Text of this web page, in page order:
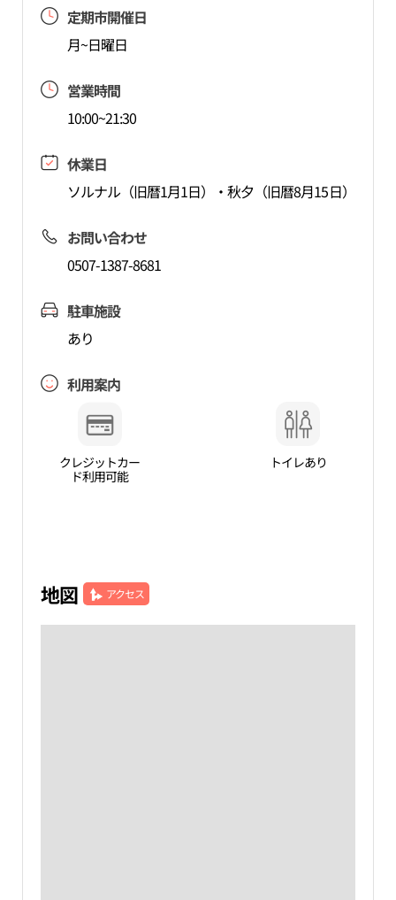
定期市開催日
月~日曜日
営業時間
10:00~21:30
休業日
ソルナル（旧暦1月1日）・秋夕（旧暦8月15日）
お問い合わせ
0507-1387-8681
駐車施設
あり
利用案内
クレジットカー
ド利用可能
トイレあり
地図 アクセス